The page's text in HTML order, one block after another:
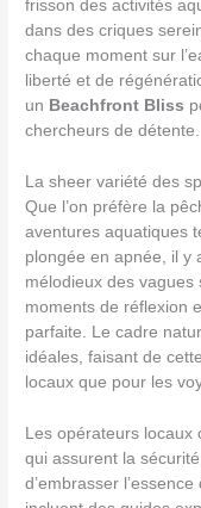
frisson des activités
dans des criques
chaque moment sur
liberté et de
un Beachfront Bliss
chercheurs de détente.
La sheer variété des
Que l’on préfère la
aventures aquatiques
plongée en apnée, il y
mélodieux des
moments de réflexion
parfaite. Le cadre
idéales, faisant de
locaux que pour les
Les opérateurs locaux
qui assurent la
d’embrasser